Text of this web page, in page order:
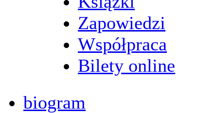
Zapowiedzi
Współpraca
Bilety online
biogram